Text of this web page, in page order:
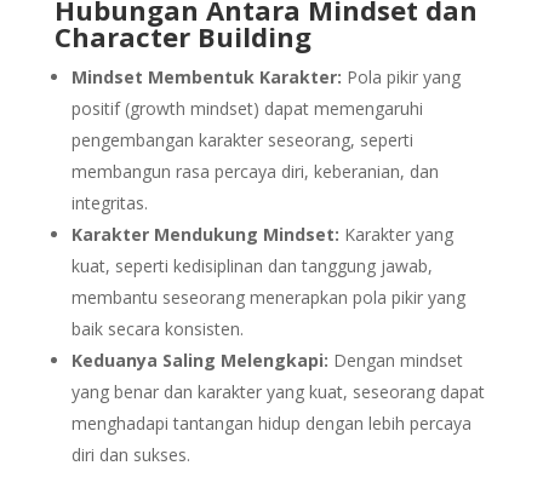
Hubungan Antara Mindset dan
Character Building
Mindset Membentuk Karakter: Pola pikir yang
positif (growth mindset) dapat memengaruhi
pengembangan karakter seseorang, seperti
membangun rasa percaya diri, keberanian, dan
integritas.
Karakter Mendukung Mindset: Karakter yang
kuat, seperti kedisiplinan dan tanggung jawab,
membantu seseorang menerapkan pola pikir yang
baik secara konsisten.
Keduanya Saling Melengkapi: Dengan mindset
yang benar dan karakter yang kuat, seseorang dapat
menghadapi tantangan hidup dengan lebih percaya
diri dan sukses.